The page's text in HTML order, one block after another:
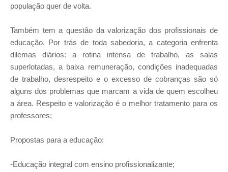
população quer de volta.
Também tem a questão da valorização dos profissionais de
educação. Por trás de toda sabedoria, a categoria enfrenta
dilemas diários: a rotina intensa de trabalho, as salas
superlotadas, a baixa remuneração, condições inadequadas
de trabalho, desrespeito e o excesso de cobranças são só
alguns dos problemas que marcam a vida de quem escolheu
a área. Respeito e valorização é o melhor tratamento para os
professores;
Propostas para a educação:
-Educação integral com ensino profissionalizante;